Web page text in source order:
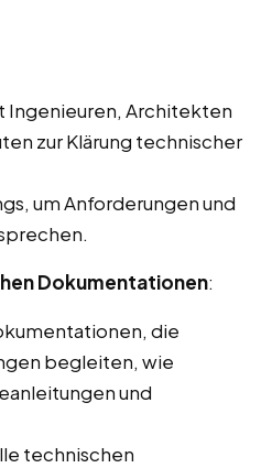
Ingenieuren, Architekten
zur Klärung technischer
um Anforderungen und
Dokumentationen:
die
begleiten, wie
und
technischen